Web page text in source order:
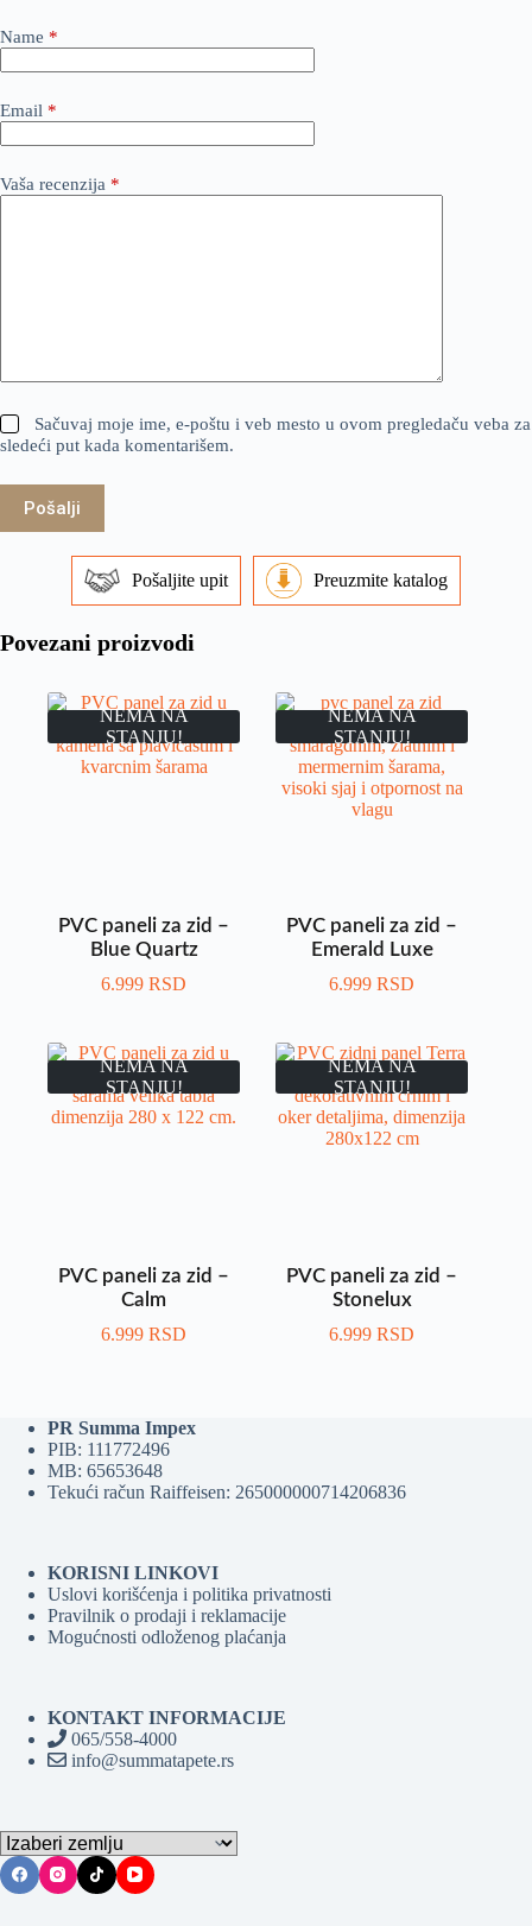
Name *
Email *
Vaša recenzija *
Sačuvaj moje ime, e-poštu i veb mesto u ovom pregledaču veba za
sledeći put kada komentarišem.
Pošalji
Pošaljite upit Preuzmite katalog
Povezani proizvodi
NEMA NA
STANJU!
PVC paneli za zid –
Blue Quartz
6.999RSD
NEMA NA
STANJU!
PVC paneli za zid –
Emerald Luxe
6.999RSD
NEMA NA
STANJU!
PVC paneli za zid –
Calm
6.999RSD
NEMA NA
STANJU!
PVC paneli za zid –
Stonelux
6.999RSD
PR Summa Impex
PIB: 111772496
MB: 65653648
Tekući račun Raiffeisen: 265000000714206836
KORISNI LINKOVI
Uslovi korišćenja i politika privatnosti
Pravilnik o prodaji i reklamacije
Mogućnosti odloženog plaćanja
KONTAKT INFORMACIJE
065/558-4000
info@summatapete.rs